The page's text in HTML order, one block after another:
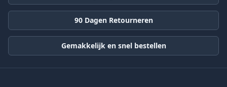
90 Dagen Retourneren
Gemakkelijk en snel bestellen